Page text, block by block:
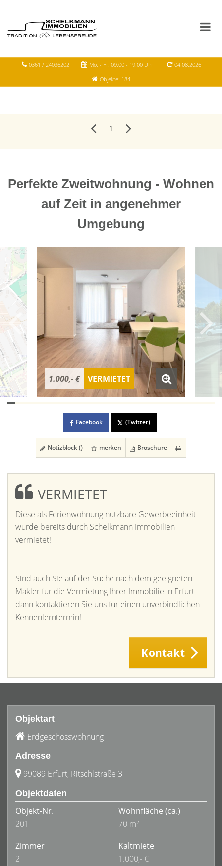
0361 / 24036202 Mo. - Fr. 09.00 - 19.00 Uhr
04.08.2026
Objekte: 184
1
Perfekte Zweitwohnung - Wohnen
auf Zeit in angenehmer
Umgebung
1.000,- € VERMIETET
Facebook (Twitter)
Notizblock () merken Broschüre
VERMIETET
Diese als Ferienwohnung nutzbare Gewerbeeinheit
wurde bereits durch Schelkmann Immobilien
vermietet!
Sind auch Sie auf der Suche nach dem geeigneten
Makler für die Vermietung Ihrer Immobilie in Erfurt-
dann kontaktieren Sie uns für einen unverbindlichen
Kennenlerntermin!
Kontakt
Objektart
Erdgeschosswohnung
Adresse
99089 Erfurt, Ritschlstraße 3
Objektdaten
Objekt-Nr.
201
Wohnfläche (ca.)
70 m²
Zimmer
2
Kaltmiete
1.000,- €